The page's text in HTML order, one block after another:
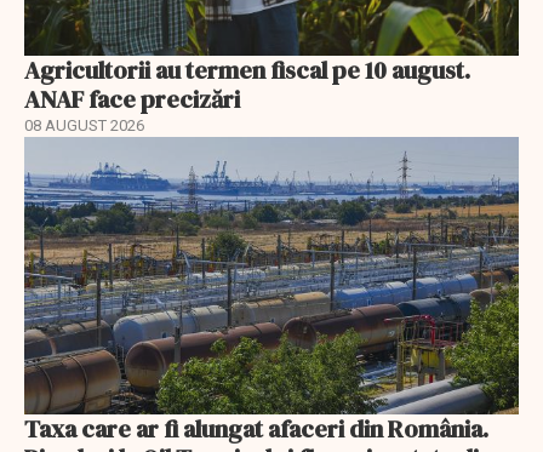
Agricultorii au termen fiscal pe 10 august.
ANAF face precizări
08 AUGUST 2026
Taxa care ar fi alungat afaceri din România.